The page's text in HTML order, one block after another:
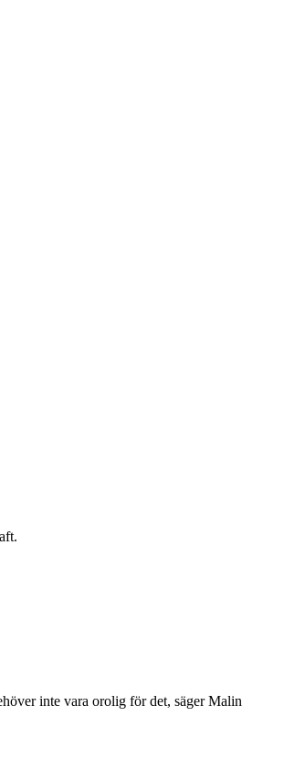
inte vara orolig för det, säger Malin